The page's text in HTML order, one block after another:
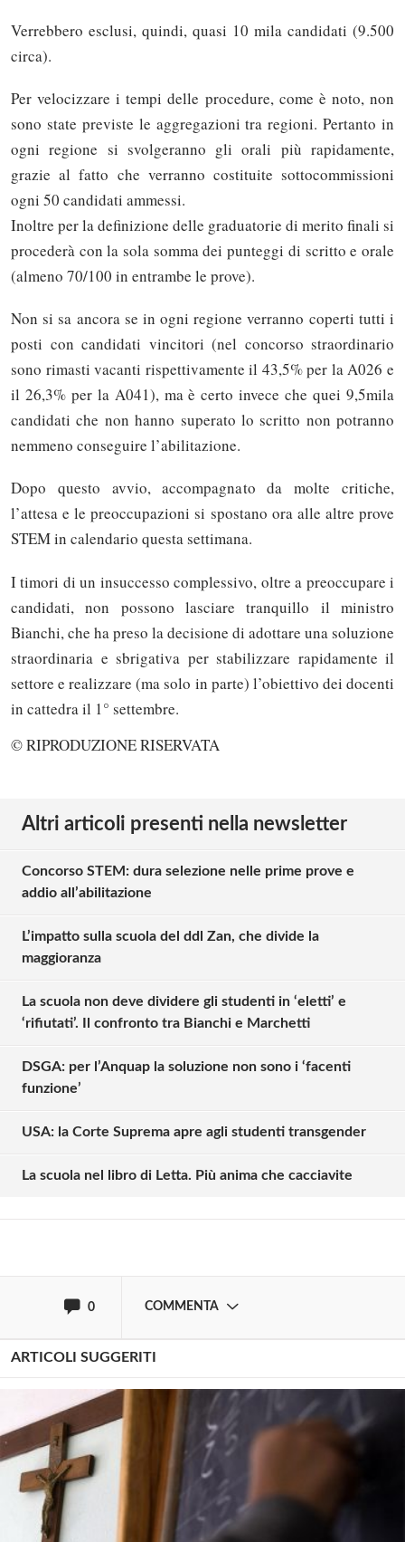
Verrebbero esclusi, quindi, quasi 10 mila candidati (9.500
circa).
Per velocizzare i tempi delle procedure, come è noto, non
sono state previste le aggregazioni tra regioni. Pertanto in
ogni regione si svolgeranno gli orali più rapidamente,
grazie al fatto che verranno costituite sottocommissioni
ogni 50 candidati ammessi.
Inoltre per la definizione delle graduatorie di merito finali si
procederà con la sola somma dei punteggi di scritto e orale
(almeno 70/100 in entrambe le prove).
Non si sa ancora se in ogni regione verranno coperti tutti i
posti con candidati vincitori (nel concorso straordinario
sono rimasti vacanti rispettivamente il 43,5% per la A026 e
il 26,3% per la A041), ma è certo invece che quei 9,5mila
candidati che non hanno superato lo scritto non potranno
nemmeno conseguire l’abilitazione.
Dopo questo avvio, accompagnato da molte critiche,
l’attesa e le preoccupazioni si spostano ora alle altre prove
STEM in calendario questa settimana.
I timori di un insuccesso complessivo, oltre a preoccupare i
candidati, non possono lasciare tranquillo il ministro
Bianchi, che ha preso la decisione di adottare una soluzione
straordinaria e sbrigativa per stabilizzare rapidamente il
settore e realizzare (ma solo in parte) l’obiettivo dei docenti
in cattedra il 1° settembre.
© RIPRODUZIONE RISERVATA
Altri articoli presenti nella newsletter
Concorso STEM: dura selezione nelle prime prove e
addio all’abilitazione
L’impatto sulla scuola del ddl Zan, che divide la
maggioranza
La scuola non deve dividere gli studenti in ‘eletti’ e
‘rifiutati’. Il confronto tra Bianchi e Marchetti
DSGA: per l’Anquap la soluzione non sono i ‘facenti
funzione’
USA: la Corte Suprema apre agli studenti transgender
La scuola nel libro di Letta. Più anima che cacciavite
0 COMMENTA
commentare!
Effettua il Login o Registrati
ARTICOLI SUGGERITI